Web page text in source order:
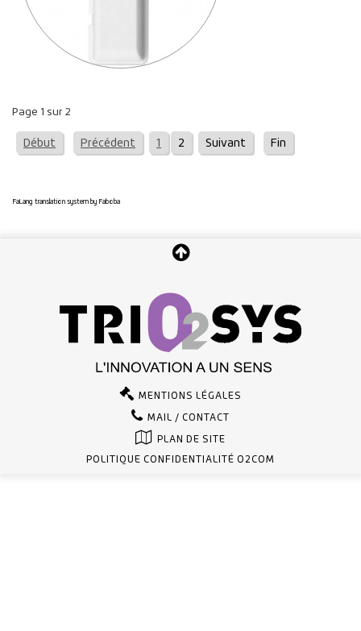
Page 1 sur 2
Début Précédent 1 2 Suivant Fin
FaLang translation system by Faboba
MENTIONS LÉGALES
MAIL / CONTACT
PLAN DE SITE
POLITIQUE CONFIDENTIALITÉ O2COM